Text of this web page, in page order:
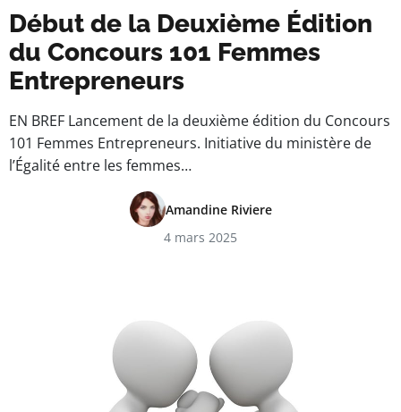
Début de la Deuxième Édition
du Concours 101 Femmes
Entrepreneurs
EN BREF Lancement de la deuxième édition du Concours
101 Femmes Entrepreneurs. Initiative du ministère de
l’Égalité entre les femmes…
Amandine Riviere
4 mars 2025